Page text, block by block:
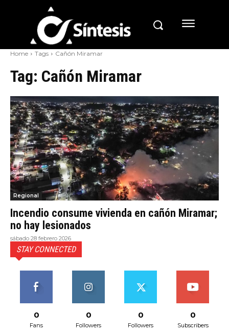
Home Tags Cañón Miramar
Tag: Cañón Miramar
Regional
Incendio consume vivienda en cañón Miramar;
no hay lesionados
sábado 28 febrero 2026
STAY CONNECTED
0
Fans
0
Followers
0
Followers
0
Subscribers